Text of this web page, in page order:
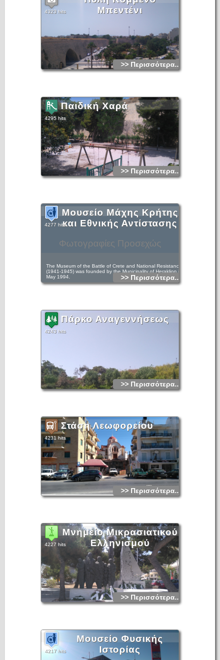
Μπεντένι
4323 hits
>> Περισσότερα...
Παιδική Χαρά
4295 hits
>> Περισσότερα...
Φωτογραφίες Προσεχώς
Μουσείο Μάχης Κρήτης
και Εθνικής Αντίστασης
4277 hits
The Museum of the Battle of Crete and National Resistance
(1941-1945) was founded by the Municipality of Heraklion in
May 1994.
>> Περισσότερα...
Πάρκο Αναγεννήσεως
4243 hits
>> Περισσότερα...
Στάση Λεωφορείου
4231 hits
>> Περισσότερα...
Μνημείο Μικρασιατικού
Ελληνισμού
4227 hits
>> Περισσότερα...
Μουσείο Φυσικής
Ιστορίας
4217 hits